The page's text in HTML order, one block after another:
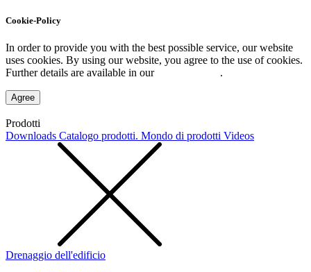
Cookie-Policy
In order to provide you with the best possible service, our website
uses cookies. By using our website, you agree to the use of cookies.
Further details are available in our
.
Agree
Prodotti
Downloads Catalogo prodotti. Mondo di prodotti Videos
Drenaggio dell'edificio